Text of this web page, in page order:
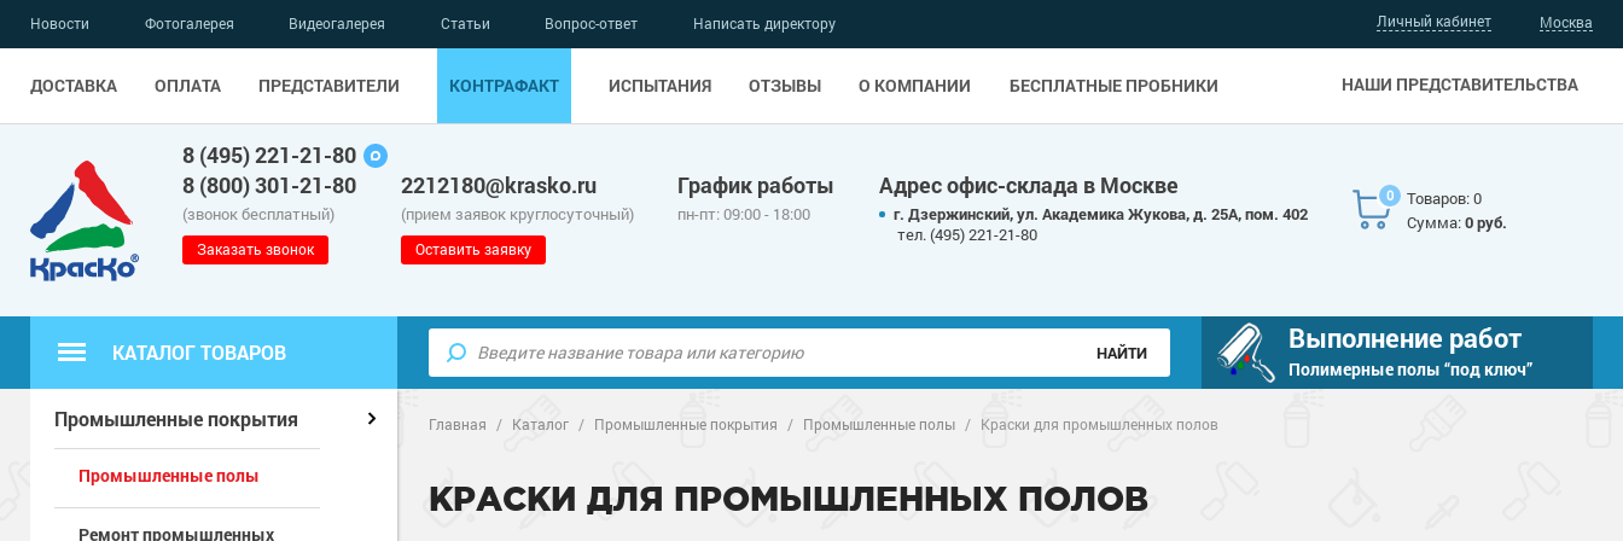
Личный кабинет
НАШИ ПРЕДСТАВИТЕЛЬСТВА
Новости Фотогалерея Видеогалерея Статьи Вопрос-ответ Написать директору
ДОСТАВКА ОПЛАТА ПРЕДСТАВИТЕЛИ КОНТРАФАКТ ИСПЫТАНИЯ ОТЗЫВЫ О КОМПАНИИ БЕСПЛАТНЫЕ ПРОБНИКИ
Москва
8 (495) 221-21-80
8 (800) 301-21-80
(звонок бесплатный)
Заказать звонок
2212180@krasko.ru
(прием заявок круглосуточный)
Оставить заявку
График работы
пн-пт: 09:00 - 18:00
Адрес офис-склада в Москве
г. Дзержинский, ул. Академика Жукова, д. 25А, пом. 402
тел. (495) 221-21-80
0
Товаров: 0
Сумма:0 руб.
КАТАЛОГ ТОВАРОВ Выполнение работ
Полимерные полы “под ключ”
Полимерные наливные полы Полиуретановые полы
Для бетонных полов
Главная / Каталог / Промышленные покрытия / Промышленные полы / Краски для промышленных полов
КРАСКИ ДЛЯ ПРОМЫШЛЕННЫХ ПОЛОВ
Промышленные покрытия
Промышленные полы
Ремонт промышленных